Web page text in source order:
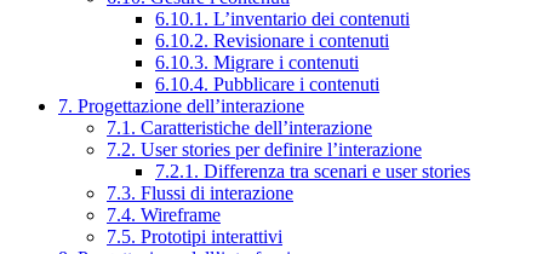
6.10.1. L’inventario dei contenuti
6.10.2. Revisionare i contenuti
6.10.3. Migrare i contenuti
6.10.4. Pubblicare i contenuti
7. Progettazione dell’interazione
7.1. Caratteristiche dell’interazione
7.2. User stories per definire l’interazione
7.2.1. Differenza tra scenari e user stories
7.3. Flussi di interazione
7.4. Wireframe
7.5. Prototipi interattivi